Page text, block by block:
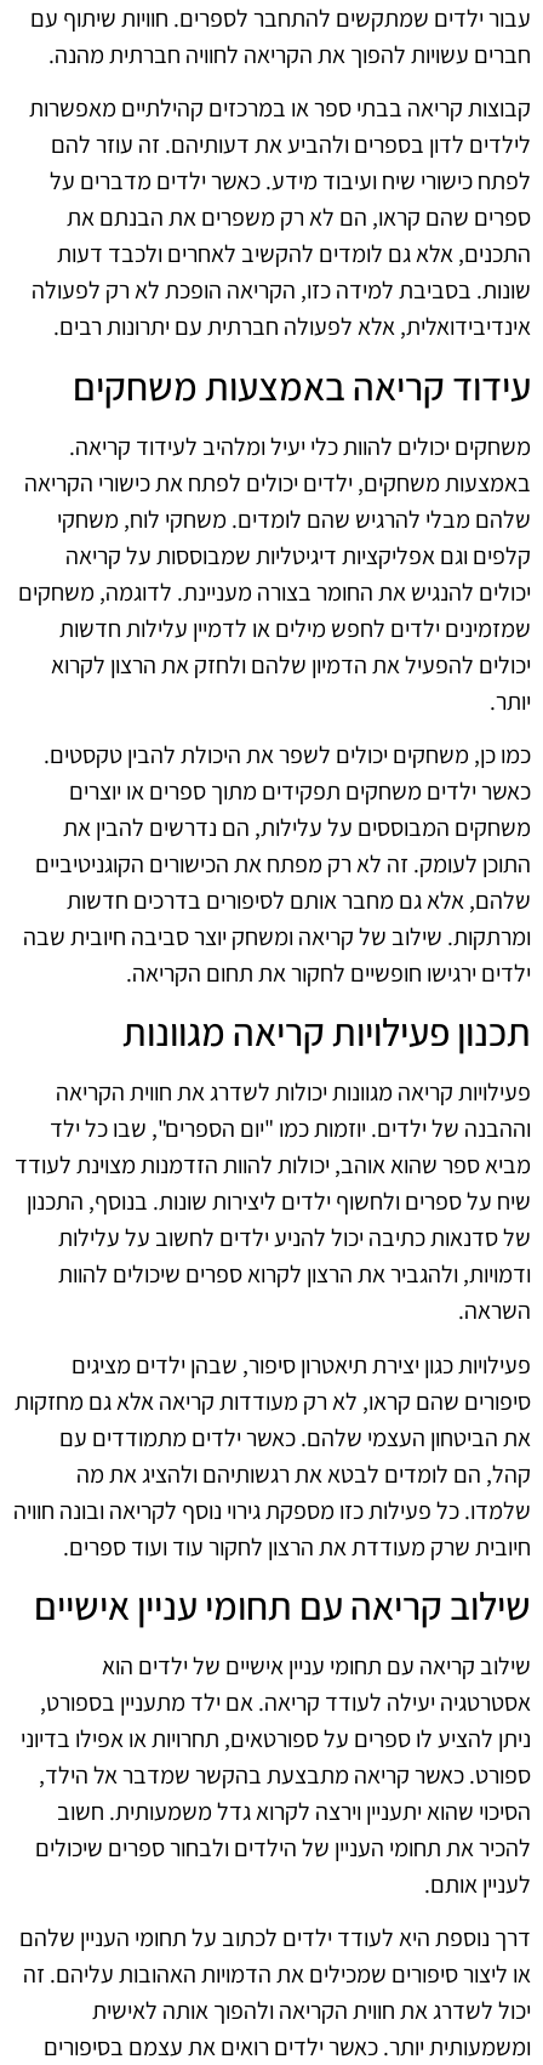
עבור ילדים שמתקשים להתחבר לספרים. חוויות שיתוף עם
חברים עשויות להפוך את הקריאה לחוויה חברתית מהנה.
קבוצות קריאה בבתי ספר או במרכזים קהילתיים מאפשרות
לילדים לדון בספרים ולהביע את דעותיהם. זה עוזר להם
לפתח כישורי שיח ועיבוד מידע. כאשר ילדים מדברים על
ספרים שהם קראו, הם לא רק משפרים את הבנתם את
התכנים, אלא גם לומדים להקשיב לאחרים ולכבד דעות
שונות. בסביבת למידה כזו, הקריאה הופכת לא רק לפעולה
אינדיבידואלית, אלא לפעולה חברתית עם יתרונות רבים.
עידוד קריאה באמצעות משחקים
משחקים יכולים להוות כלי יעיל ומלהיב לעידוד קריאה.
באמצעות משחקים, ילדים יכולים לפתח את כישורי הקריאה
שלהם מבלי להרגיש שהם לומדים. משחקי לוח, משחקי
קלפים וגם אפליקציות דיגיטליות שמבוססות על קריאה
יכולים להנגיש את החומר בצורה מעניינת. לדוגמה, משחקים
שמזמינים ילדים לחפש מילים או לדמיין עלילות חדשות
יכולים להפעיל את הדמיון שלהם ולחזק את הרצון לקרוא
יותר.
כמו כן, משחקים יכולים לשפר את היכולת להבין טקסטים.
כאשר ילדים משחקים תפקידים מתוך ספרים או יוצרים
משחקים המבוססים על עלילות, הם נדרשים להבין את
התוכן לעומק. זה לא רק מפתח את הכישורים הקוגניטיביים
שלהם, אלא גם מחבר אותם לסיפורים בדרכים חדשות
ומרתקות. שילוב של קריאה ומשחק יוצר סביבה חיובית שבה
ילדים ירגישו חופשיים לחקור את תחום הקריאה.
תכנון פעילויות קריאה מגוונות
פעילויות קריאה מגוונות יכולות לשדרג את חווית הקריאה
וההבנה של ילדים. יוזמות כמו "יום הספרים", שבו כל ילד
מביא ספר שהוא אוהב, יכולות להוות הזדמנות מצוינת לעודד
שיח על ספרים ולחשוף ילדים ליצירות שונות. בנוסף, התכנון
של סדנאות כתיבה יכול להניע ילדים לחשוב על עלילות
ודמויות, ולהגביר את הרצון לקרוא ספרים שיכולים להוות
השראה.
פעילויות כגון יצירת תיאטרון סיפור, שבהן ילדים מציגים
סיפורים שהם קראו, לא רק מעודדות קריאה אלא גם מחזקות
את הביטחון העצמי שלהם. כאשר ילדים מתמודדים עם
קהל, הם לומדים לבטא את רגשותיהם ולהציג את מה
שלמדו. כל פעילות כזו מספקת גירוי נוסף לקריאה ובונה חוויה
חיובית שרק מעודדת את הרצון לחקור עוד ועוד ספרים.
שילוב קריאה עם תחומי עניין אישיים
שילוב קריאה עם תחומי עניין אישיים של ילדים הוא
אסטרטגיה יעילה לעודד קריאה. אם ילד מתעניין בספורט,
ניתן להציע לו ספרים על ספורטאים, תחרויות או אפילו בדיוני
ספורט. כאשר קריאה מתבצעת בהקשר שמדבר אל הילד,
הסיכוי שהוא יתעניין וירצה לקרוא גדל משמעותית. חשוב
להכיר את תחומי העניין של הילדים ולבחור ספרים שיכולים
לעניין אותם.
דרך נוספת היא לעודד ילדים לכתוב על תחומי העניין שלהם
או ליצור סיפורים שמכילים את הדמויות האהובות עליהם. זה
יכול לשדרג את חווית הקריאה ולהפוך אותה לאישית
ומשמעותית יותר. כאשר ילדים רואים את עצמם בסיפורים